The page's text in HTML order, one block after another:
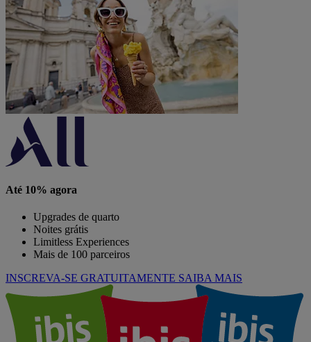
Até 10% agora
Upgrades de quarto
Noites grátis
Limitless Experiences
Mais de 100 parceiros
INSCREVA-SE GRATUITAMENTE SAIBA MAIS